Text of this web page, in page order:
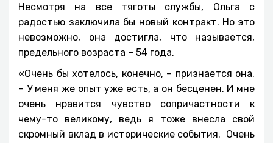
Несмотря на все тяготы службы, Ольга с
радостью заключила бы новый контракт. Но это
невозможно, она достигла, что называется,
предельного возраста – 54 года.
«Очень бы хотелось, конечно, – признается она.
– У меня же опыт уже есть, а он бесценен. И мне
очень нравится чувство сопричастности к
чему-то великому, ведь я тоже внесла свой
скромный вклад в исторические события. Очень